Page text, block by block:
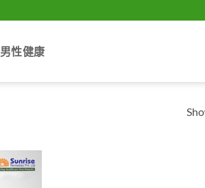
男性健康